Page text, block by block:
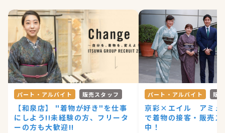
パート・アルバイト 販売スタッフ
【和泉店】 "着物が好き"を仕事
にしよう!!未経験の方、フリータ
ーの方も大歓迎!!
パート・アルバイト 販
京彩×エイル アミュ
で着物の接客・販売
中！